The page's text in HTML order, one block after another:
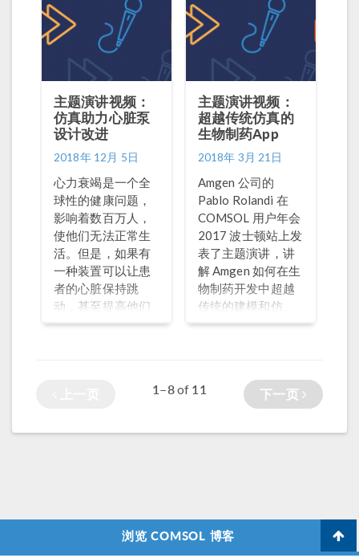
主题演讲视频：
仿真助力心脏泵
设计改进
2018年 12月 5日
心力衰竭是一个全
球性的健康问题，
影响着数百万人，
使他们无法正常生
活。但是，如果有
一种装置可以让患
者的心脏保持跳
动，甚至提高他们
的生活质量，将会
主题演讲视频：
超越传统仿真的
生物制药App
2018年 3月 21日
Amgen 公司的
Pablo Rolandi 在
COMSOL 用户年会
2017 波士顿站上发
表了主题演讲，讲
解 Amgen 如何在生
物制药开发中超越
传统的建模和仿
真。Rolandi 分享了
成医学中的应用。
如果你错过了他的
演讲，可以在此观
看视频录像，并阅
1–8of 11 下一页
浏览 COMSOL 博客